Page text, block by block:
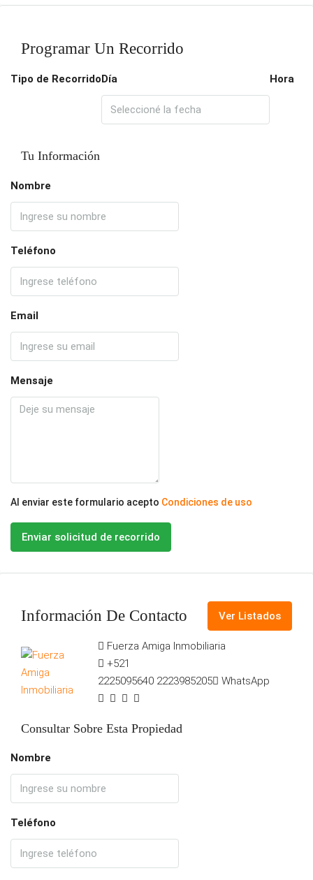
Programar Un Recorrido
Tipo de RecorridoDía Hora
Tu Información
Nombre
Teléfono
Email
Mensaje
Al enviar este formulario acepto Condiciones de uso
Enviar solicitud de recorrido
Información De Contacto Ver Listados
Fuerza Amiga Inmobiliaria
+521
2225095640 2223985205 WhatsApp
Consultar Sobre Esta Propiedad
Nombre
Teléfono